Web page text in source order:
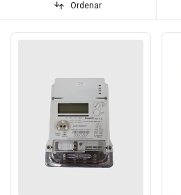
Ordenar